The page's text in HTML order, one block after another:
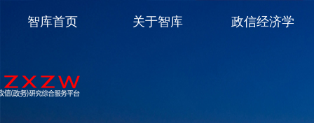
智库首页 关于智库 政信经济学